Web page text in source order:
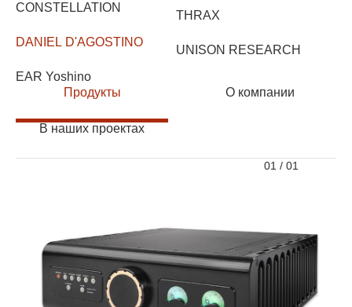
CONSTELLATION
DANIEL D'AGOSTINO
EAR Yoshino
THRAX
UNISON RESEARCH
Продукты О компании
В наших проектах
01 / 01